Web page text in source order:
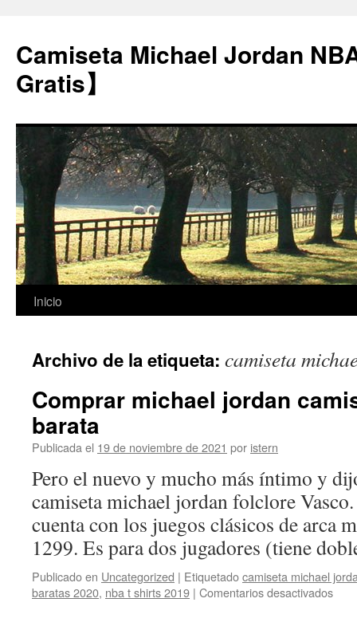
Camiseta Michael Jordan
Gratis】
Saltar
contenido
Inicio
Archivo de la etiqueta: camiseta
Comprar michael jordan
barata
Publicada el 19 de noviembre de 2021 por istern
Pero el nuevo y mucho más íntimo y
camiseta michael jordan folclore
cuenta con los juegos clásicos de arca
1299. Es para dos jugadores (tiene
Publicado en Uncategorized | Etiquetadocamiseta michael
baratas 2020, nba t shirts 2019 | Comentarios desactivadosen